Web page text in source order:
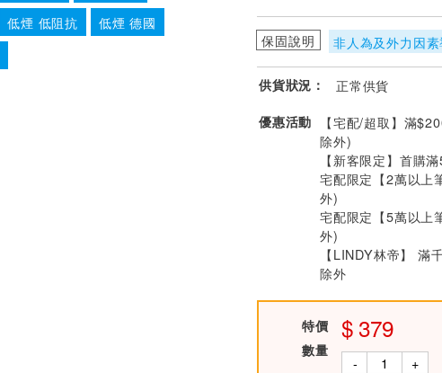
低煙 低阻抗
低煙 德國
保固說明 非人為及外力因
供貨狀況： 正常供貨
優惠活動
【宅配/超取】滿
除外)
【新客限定】首購
宅配限定【2萬以上
外)
宅配限定【5萬以上
外)
【LINDY林帝】 滿
除外
特價 379
數量
- +